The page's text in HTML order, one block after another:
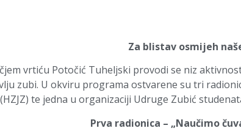
Za blistav osmijeh
vrtiću Potočić Tuheljski provodi se niz
zubi. U okviru programa ostvarene su tri
te jedna u organizaciji Udruge Zubić
Prva radionica – „Naučimo